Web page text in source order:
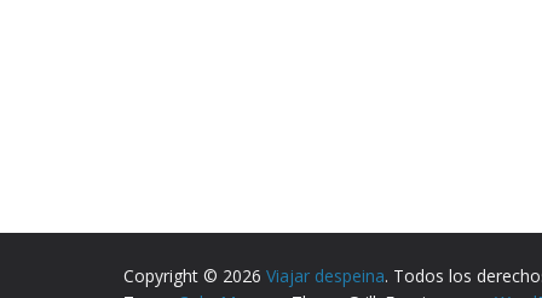
Copyright © 2026 Viajar despeina. Todos los